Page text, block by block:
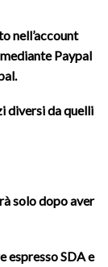
nell’account
Paypal
diversi da quelli
solo dopo aver
SDA e